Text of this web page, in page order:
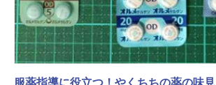
服薬指導に役立つ！やくちちの薬の味見